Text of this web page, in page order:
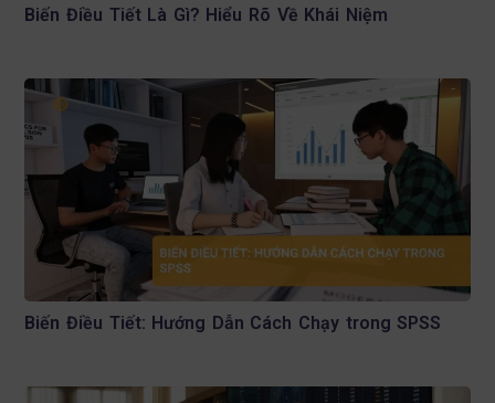
Biến Điều Tiết Là Gì? Hiểu Rõ Về Khái Niệm
Biến Điều Tiết: Hướng Dẫn Cách Chạy trong SPSS